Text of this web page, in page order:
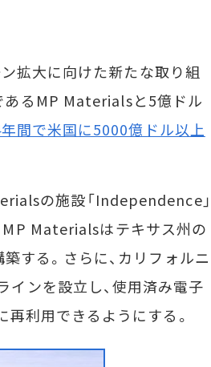
拡大に向けた新たな取り組
あるMP Materialsと5億ドル
間で米国に5000億ドル以上
の施設「Independence」
MP Materialsはテキサス州の
する。さらに、カリフォルニ
ンを設立し、使用済み電子
利用できるようにする。